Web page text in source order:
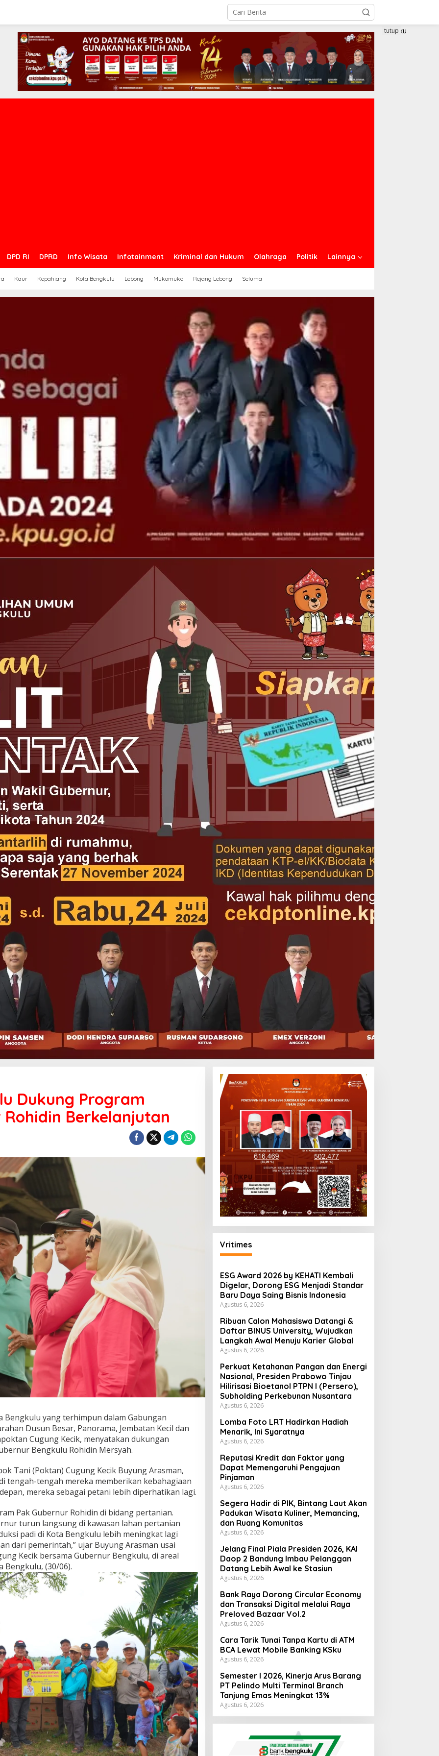
DPD RI DPRD Info Wisata Infotainment Kriminal dan Hukum Olahraga Politik Lainnya
Kaur Kepahiang Kota Bengkulu Lebong Mukomuko Rejang Lebong Seluma
tutup
Dukung Program
Berkelanjutan
Bengkulu yang terhimpun dalam Gabungan
Dusun Besar, Panorama, Jembatan Kecil dan
Cugung Kecik, menyatakan dukungan
Bengkulu Rohidin Mersyah.
Tani (Poktan) Cugung Kecik Buyung Arasman,
tengah-tengah mereka memberikan kebahagiaan
mereka sebagai petani lebih diperhatikan lagi.
Pak Gubernur Rohidin di bidang pertanian.
turun langsung di kawasan lahan pertanian
padi di Kota Bengkulu lebih meningkat lagi
dari pemerintah,” ujar Buyung Arasman usai
Kecik bersama Gubernur Bengkulu, di areal
Bengkulu, (30/06).
Vritimes
ESG Award 2026 by KEHATI Kembali
Digelar, Dorong ESG Menjadi Standar
Baru Daya Saing Bisnis Indonesia
Agustus 6, 2026
Ribuan Calon Mahasiswa Datangi &
Daftar BINUS University, Wujudkan
Langkah Awal Menuju Karier Global
Agustus 6, 2026
Perkuat Ketahanan Pangan dan Energi
Nasional, Presiden Prabowo Tinjau
Hilirisasi Bioetanol PTPN I (Persero),
Subholding Perkebunan Nusantara
Agustus 6, 2026
Lomba Foto LRT Hadirkan Hadiah
Menarik, Ini Syaratnya
Agustus 6, 2026
Reputasi Kredit dan Faktor yang
Dapat Memengaruhi Pengajuan
Pinjaman
Agustus 6, 2026
Segera Hadir di PIK, Bintang Laut Akan
Padukan Wisata Kuliner, Memancing,
dan Ruang Komunitas
Agustus 6, 2026
Jelang Final Piala Presiden 2026, KAI
Daop 2 Bandung Imbau Pelanggan
Datang Lebih Awal ke Stasiun
Agustus 6, 2026
Bank Raya Dorong Circular Economy
dan Transaksi Digital melalui Raya
Preloved Bazaar Vol.2
Agustus 6, 2026
Cara Tarik Tunai Tanpa Kartu di ATM
BCA Lewat Mobile Banking KSku
Agustus 6, 2026
Semester I 2026, Kinerja Arus Barang
PT Pelindo Multi Terminal Branch
Tanjung Emas Meningkat 13%
Agustus 6, 2026